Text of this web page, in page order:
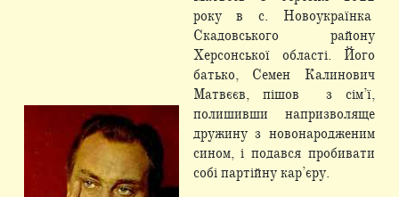
року в с. Новоукраїнка
Скадовського району
Херсонської області. Його
батько, Семен Калинович
Матвєєв, пішов з сім’ї,
полишивши напризволяще
дружину з новонародженим
сином, і подався пробивати
собі партійну кар’єру.